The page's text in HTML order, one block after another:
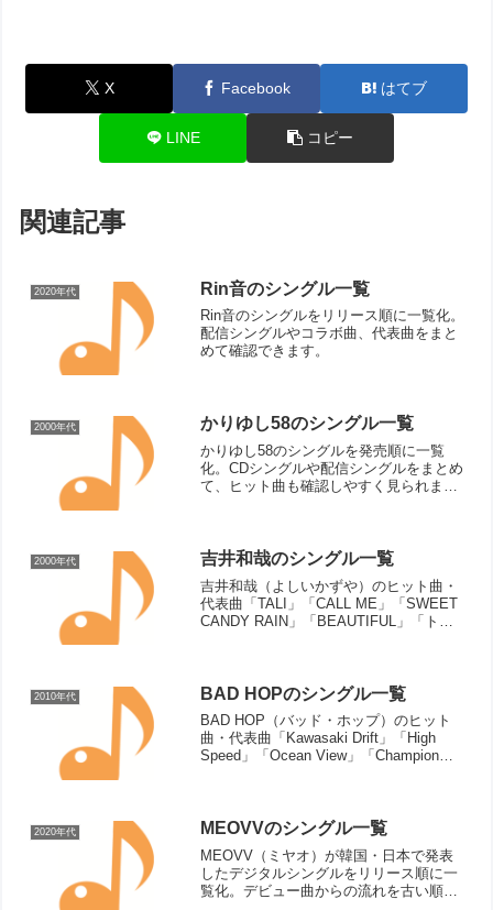
X Facebook はてブ
LINE コピー
関連記事
2020年代 Rin音のシングル一覧
Rin音のシングルをリリース順に一覧化。
配信シングルやコラボ曲、代表曲をまと
めて確認できます。
2000年代 かりゆし58のシングル一覧
かりゆし58のシングルを発売順に一覧
化。CDシングルや配信シングルをまとめ
て、ヒット曲も確認しやすく見られま
2000年代 吉井和哉のシングル一覧
吉井和哉（よしいかずや）のヒット曲・
代表曲「TALI」「CALL ME」「SWEET
CANDY RAIN」「BEAUTIFUL」「トブ
2010年代 BAD HOPのシングル一覧
BAD HOP（バッド・ホップ）のヒット
曲・代表曲「Kawasaki Drift」「High
Speed」「Ocean View」「Champion
2020年代 MEOVVのシングル一覧
MEOVV（ミヤオ）が韓国・日本で発表
したデジタルシングルをリリース順に一
覧化。デビュー曲からの流れを古い順に